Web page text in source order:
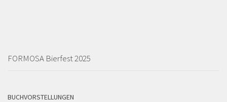
FORMOSA Bierfest 2025
BUCHVORSTELLUNGEN